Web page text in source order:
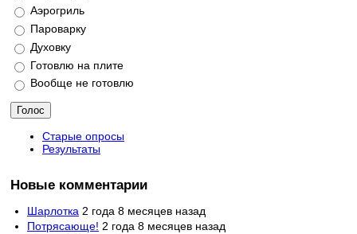
Аэрогриль
Пароварку
Духовку
Готовлю на плите
Вообще не готовлю
Старые опросы
Результаты
Новые комментарии
Шарлотка 2 года 8 месяцев назад
Потрясающе! 2 года 8 месяцев назад